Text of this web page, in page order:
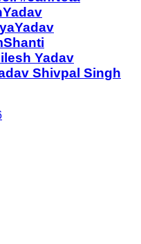
Yadav
Shivpal Singh